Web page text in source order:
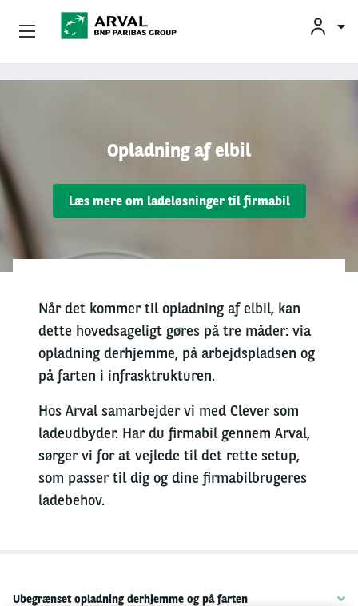
Opladning af elbil
Læs mere om ladeløsninger til firmabil
Når det kommer til opladning af elbil, kan
dette hovedsageligt gøres på tre måder: via
opladning derhjemme, på arbejdspladsen og
på farten i infrasktrukturen.
Hos Arval samarbejder vi med Clever som
ladeudbyder. Har du firmabil gennem Arval,
sørger vi for at vejlede til det rette setup,
som passer til dig og dine firmabilbrugeres
ladebehov.
Ubegrænset opladning derhjemme og på farten
Privatleasing
Partnere